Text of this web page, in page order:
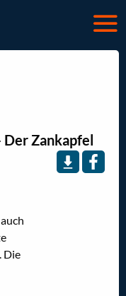
Der Zankapfel
Die